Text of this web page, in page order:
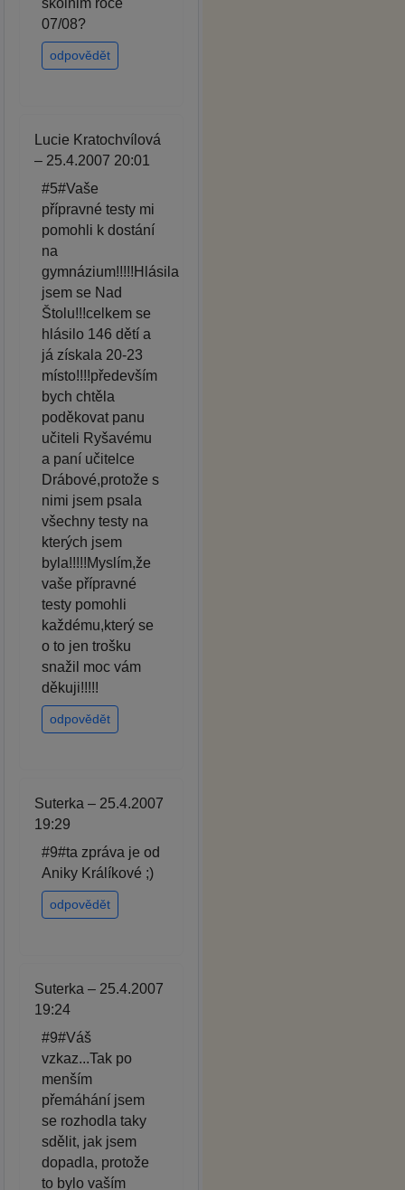
skolnim roce
07/08?
odpovědět
Lucie Kratochvílová
– 25.4.2007 20:01
#5#Vaše
přípravné testy mi
pomohli k dostání
na
gymnázium!!!!!Hlásila
jsem se Nad
Štolu!!!celkem se
hlásilo 146 dětí a
já získala 20-23
místo!!!!především
bych chtěla
poděkovat panu
učiteli Ryšavému
a paní učitelce
Drábové,protože s
nimi jsem psala
všechny testy na
kterých jsem
byla!!!!!Myslím,že
vaše přípravné
testy pomohli
každému,který se
o to jen trošku
snažil moc vám
děkuji!!!!!
odpovědět
Suterka – 25.4.2007
19:29
#9#ta zpráva je od
Aniky Králíkové ;)
odpovědět
Suterka – 25.4.2007
19:24
#9#Váš
vzkaz...Tak po
menším
přemáhání jsem
se rozhodla taky
sdělit, jak jsem
dopadla, protože
to bylo vaším